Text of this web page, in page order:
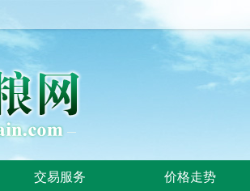
交易服务 价格走势